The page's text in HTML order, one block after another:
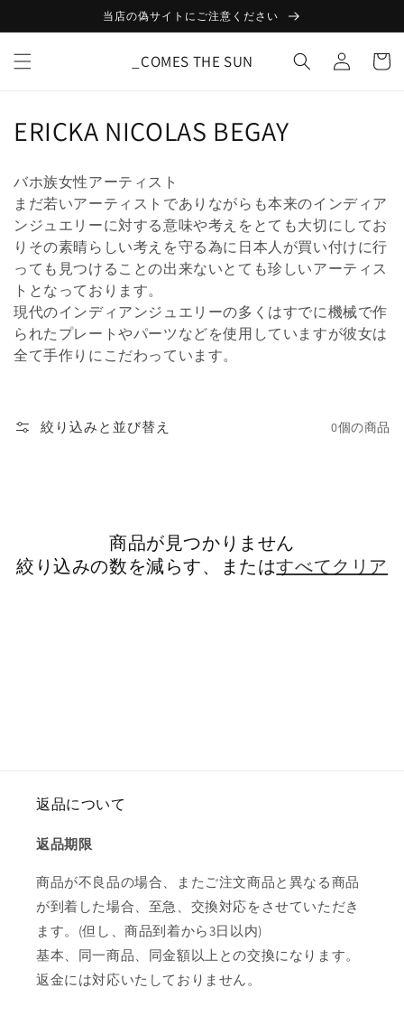
進む
当店の偽サイトにご注意ください
_COMES THE SUN
グ
イ
カ
ー
コ
ク
シ
ョ
ン
:
ERICKA NICOLAS BEGAY
バホ族女性アーティスト
まだ若いアーティストでありながらも本来のインディア
ンジュエリーに対する意味や考えをとても大切にしてお
りその素晴らしい考えを守る為に日本人が買い付けに行
っても見つけることの出来ないとても珍しいアーティス
トとなっております。
現代のインディアンジュエリーの多くはすでに機械で作
られたプレートやパーツなどを使用していますが彼女は
全て手作りにこだわっています。
絞り込みと並び替え 0個の商品
商品が見つかりません
絞り込みの数を減らす、またはすべてクリア
返品について
返品期限
商品が不良品の場合、またご注文商品と異なる商品
が到着した場合、至急、交換対応をさせていただき
ます。(但し、商品到着から3日以内)
基本、同一商品、同金額以上との交換になります。
返金には対応いたしておりません。